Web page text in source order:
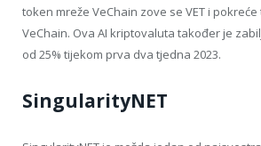
token mreže VeChain zove se VET i
VeChain. Ova AI kriptovaluta također je
od 25% tijekom prva dva tjedna 2023.
SingularityNET